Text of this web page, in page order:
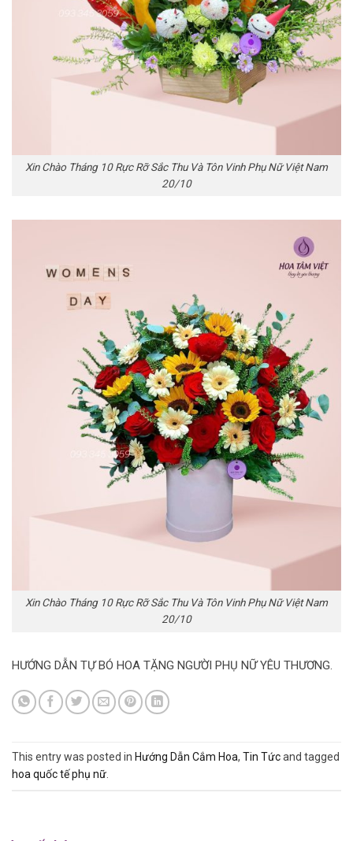
Xin Chào Tháng 10 Rực Rỡ Sắc Thu Và Tôn Vinh Phụ Nữ Việt Nam
20/10
Xin Chào Tháng 10 Rực Rỡ Sắc Thu Và Tôn Vinh Phụ Nữ Việt Nam
20/10
HƯỚNG DẪN TỰ BÓ HOA TẶNG NGƯỜI PHỤ NỮ YÊU THƯƠNG.
This entry was posted in Hướng Dẫn Cắm Hoa, Tin Tứcand tagged
hoa quốc tế phụ nữ